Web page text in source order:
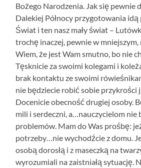
Bożego Narodzenia. Jak się pewnie
Dalekiej Północy przygotowania idą
Świat i ten nasz mały świat –
trochę inaczej, pewnie w
Wiem, że jest Wam smutno, bo nie
Tęsknicie za swoimi kolegami i
brak kontaktu ze swoimi
nie będziecie robić sobie przykrości
Docenicie obecność drugiej osoby.
mili i serdeczni, a…nauczycielom nie
problemów. Mam do Was prośbę:
potrzeby…nie wychodźcie z domu.
osobą dorosłą i z maseczką na
wyrozumiali na zaistniałą sytuację.